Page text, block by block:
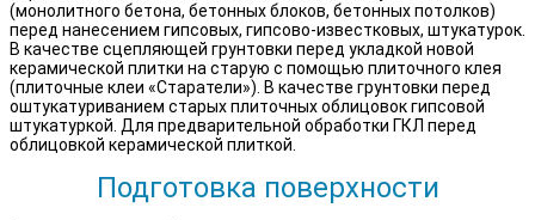
(монолитного бетона, бетонных блоков, бетонных потолков)
перед нанесением гипсовых, гипсово-известковых, штукатурок.
В качестве сцепляющей грунтовки перед укладкой новой
керамической плитки на старую с помощью плиточного клея
(плиточные клеи «Старатели»). В качестве грунтовки перед
оштукатуриванием старых плиточных облицовок гипсовой
штукатуркой. Для предварительной обработки ГКЛ перед
облицовкой керамической плиткой.
Подготовка поверхности